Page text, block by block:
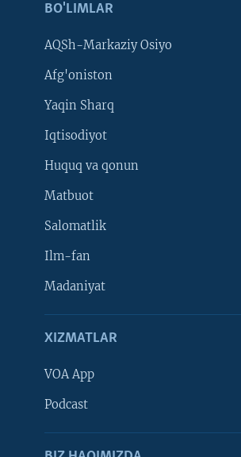
BO'LIMLAR
AQSh-Markaziy Osiyo
Afg'oniston
Yaqin Sharq
Iqtisodiyot
Huquq va qonun
Matbuot
Salomatlik
Ilm-fan
Madaniyat
XIZMATLAR
VOA App
Podcast